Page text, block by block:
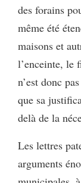
des forains
même été
maisons et
l’enceinte, le
n’est donc
que sa
delà de la
Les lettres
arguments